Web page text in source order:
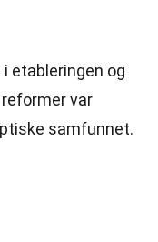
etableringen og
var
samfunnet.